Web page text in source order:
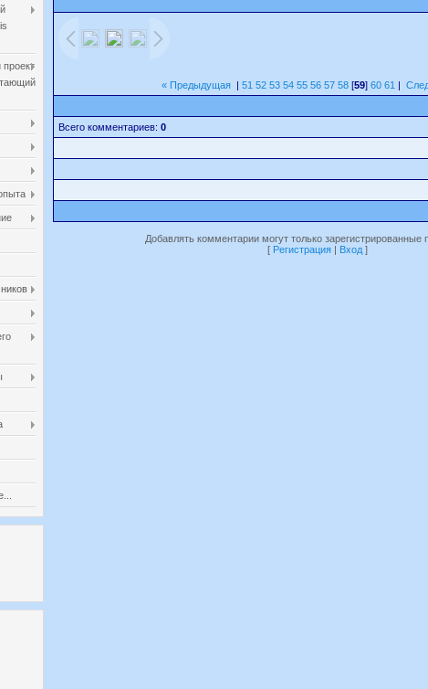
проект
« Предыдущая| 51 52 53 54 55 56 57 58[59] 60 61 |
Всего комментариев: 0
Добавлять комментарии могут только зарегистрированные
[ Регистрация | Вход ]